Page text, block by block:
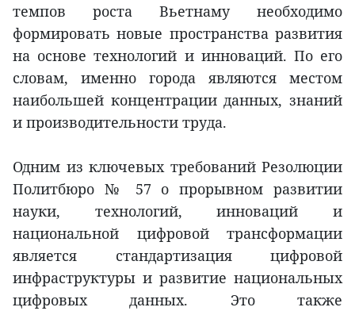
темпов роста Вьетнаму необходимо
формировать новые пространства развития
на основе технологий и инноваций. По его
словам, именно города являются местом
наибольшей концентрации данных, знаний
и производительности труда.
Одним из ключевых требований Резолюции
Политбюро № 57 о прорывном развитии
науки, технологий, инноваций и
национальной цифровой трансформации
является стандартизация цифровой
инфраструктуры и развитие национальных
цифровых данных. Это также